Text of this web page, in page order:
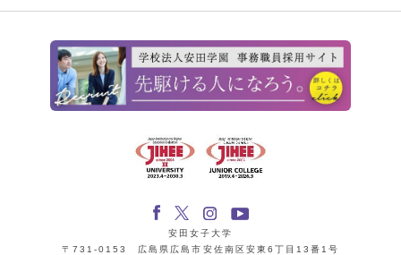
安田女子大学
〒731-0153 広島県広島市安佐南区安東6丁目13番1号